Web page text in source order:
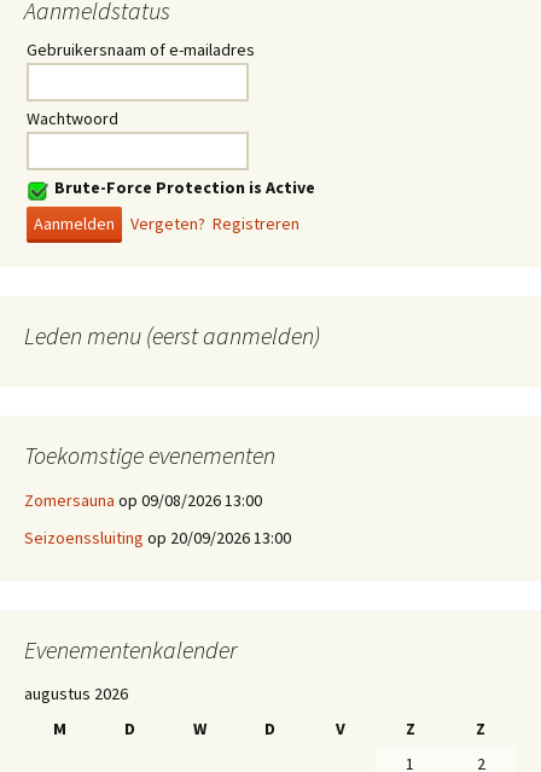
Aanmeldstatus
Gebruikersnaam of e-mailadres
Wachtwoord
Brute-Force Protection is Active
Vergeten? Registreren
Leden menu (eerst aanmelden)
Toekomstige evenementen
Zomersauna op 09/08/2026 13:00
Seizoenssluiting op 20/09/2026 13:00
Evenementenkalender
augustus 2026
M
D W D V Z
Z
1
2